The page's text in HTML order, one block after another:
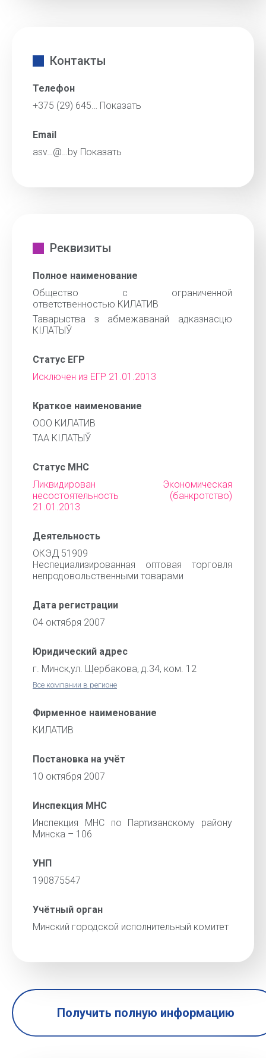
Контакты
Телефон
+375 (29) 645… Показать
Email
asv…@…by Показать
Реквизиты
Полное наименование
Общество с ограниченной
ответственностью КИЛАТИВ
Таварыства з абмежаванай адказнасцю
КІЛАТЫЎ
Статус ЕГР
Исключен из ЕГР 21.01.2013
Краткое наименование
ООО КИЛАТИВ
ТАА КІЛАТЫЎ
Статус МНС
Ликвидирован Экономическая
несостоятельность (банкротство)
21.01.2013
Деятельность
ОКЭД 51909
Неспециализированная оптовая торговля
непродовольственными товарами
Дата регистрации
04 октября 2007
Юридический адрес
г. Минск,ул. Щербакова, д.34, ком. 12
Все компании в регионе
Фирменное наименование
КИЛАТИВ
Постановка на учёт
10 октября 2007
Инспекция МНС
Инспекция МНС по Партизанскому району
Минска – 106
УНП
190875547
Учётный орган
Минский городской исполнительный комитет
Получить полную информацию